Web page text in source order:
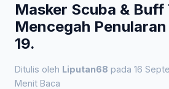
Masker Scuba &
Mencegah
19.
Ditulis oleh Liputan68 pada 16
Menit Baca